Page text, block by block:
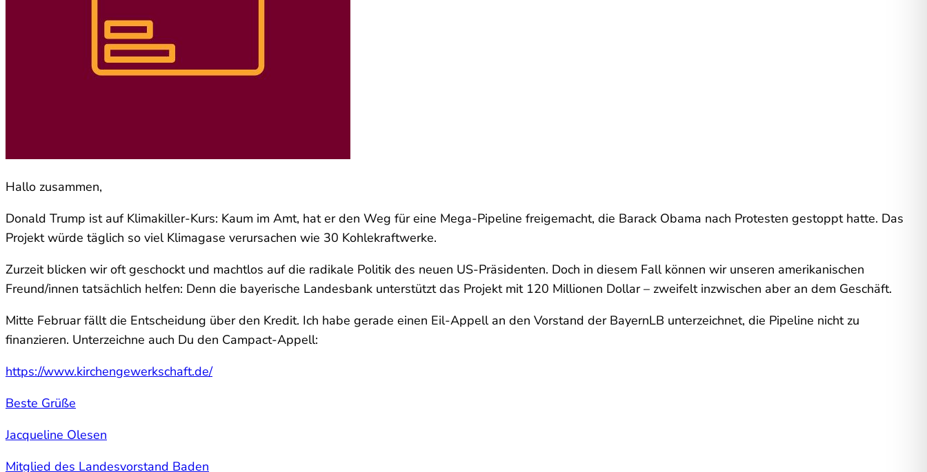
Hallo zusammen,
Donald Trump ist auf Klimakiller-Kurs: Kaum im Amt, hat er den Weg für eine Mega-Pipeline freigemacht, die Barack Obama nach Protesten gestoppt hatte. Das
Projekt würde täglich so viel Klimagase verursachen wie 30 Kohlekraftwerke.
Zurzeit blicken wir oft geschockt und machtlos auf die radikale Politik des neuen US-Präsidenten. Doch in diesem Fall können wir unseren amerikanischen
Freund/innen tatsächlich helfen: Denn die bayerische Landesbank unterstützt das Projekt mit 120 Millionen Dollar – zweifelt inzwischen aber an dem Geschäft.
Mitte Februar fällt die Entscheidung über den Kredit. Ich habe gerade einen Eil-Appell an den Vorstand der BayernLB unterzeichnet, die Pipeline nicht zu
finanzieren. Unterzeichne auch Du den Campact-Appell:
https://www.kirchengewerkschaft.de/
Beste Grüße
Jacqueline Olesen
Mitglied des Landesvorstand Baden